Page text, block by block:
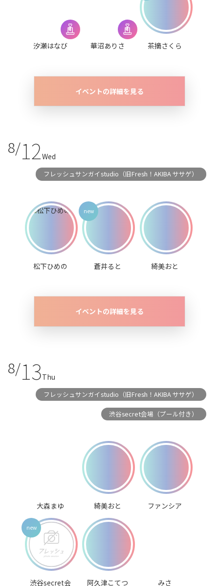
汐瀬はなび 華沼ありさ 茶摘さくら
イベントの詳細を見る
8/12Wed
フレッシュサンガイstudio（旧Fresh！AKIBA ササゲ）
松下ひめの 蒼井ると 綺美おと
イベントの詳細を見る
8/13Thu
フレッシュサンガイstudio（旧Fresh！AKIBA ササゲ）
渋谷secret会場（プール付き）
大森まゆ 綺美おと ファンシア
渋谷secret会 阿久津こてつ みさ